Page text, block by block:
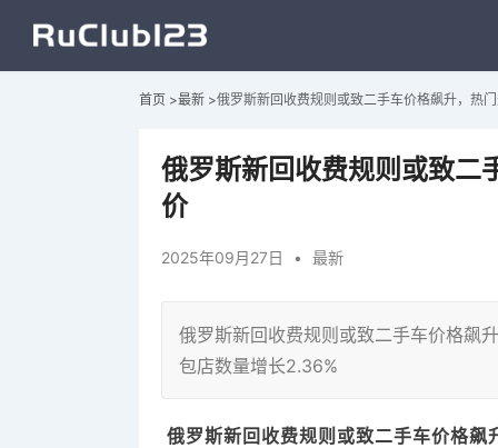
首页 >最新 >俄罗斯新回收费规则或致二手车价格飙升，热
俄罗斯新回收费规则或致二
价
2025年09月27日 • 最新
俄罗斯新回收费规则或致二手车价格飙
包店数量增长2.36%
俄罗斯新回收费规则或致二手车价格飙